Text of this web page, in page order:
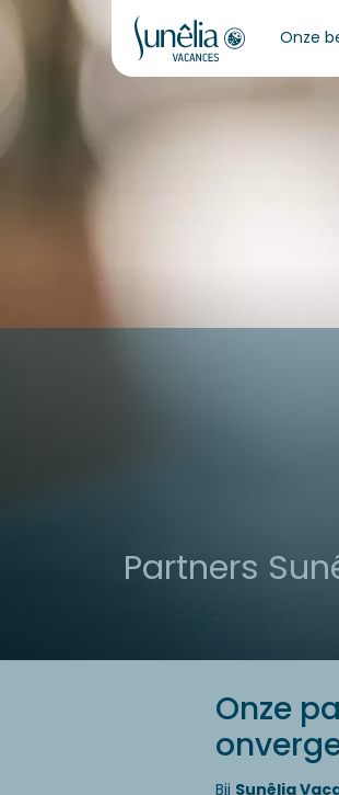
Onze
Partners
Onze
Bij Sunêlia